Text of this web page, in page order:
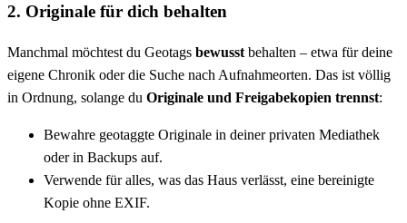
2. Originale für dich behalten
Manchmal möchtest du Geotags bewusstbehalten – etwa für deine
eigene Chronik oder die Suche nach Aufnahmeorten. Das ist völlig
in Ordnung, solange du Originale und Freigabekopien trennst:
Bewahre geotaggte Originale in deiner privaten Mediathek
oder in Backups auf.
Verwende für alles, was das Haus verlässt, eine bereinigte
Kopie ohne EXIF.